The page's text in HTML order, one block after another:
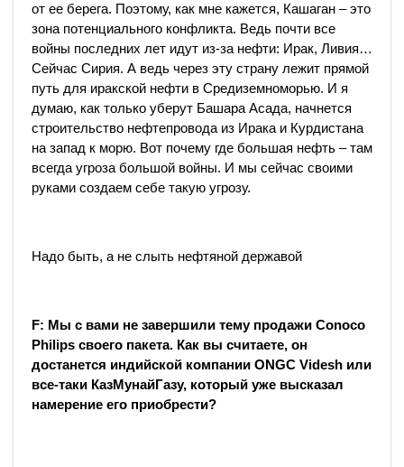
от ее берега. Поэтому, как мне кажется, Кашаган – это
зона потенциального конфликта. Ведь почти все
войны последних лет идут из-за нефти: Ирак, Ливия…
Сейчас Сирия. А ведь через эту страну лежит прямой
путь для иракской нефти в Средиземноморью. И я
думаю, как только уберут Башара Асада, начнется
строительство нефтепровода из Ирака и Курдистана
на запад к морю. Вот почему где большая нефть – там
всегда угроза большой войны. И мы сейчас своими
руками создаем себе такую угрозу.
Надо быть, а не слыть нефтяной державой
F: Мы с вами не завершили тему продажи Conoco
Philips своего пакета. Как вы считаете, он
достанется индийской компании ONGC Videsh или
все-таки КазМунайГазу, который уже высказал
намерение его приобрести?